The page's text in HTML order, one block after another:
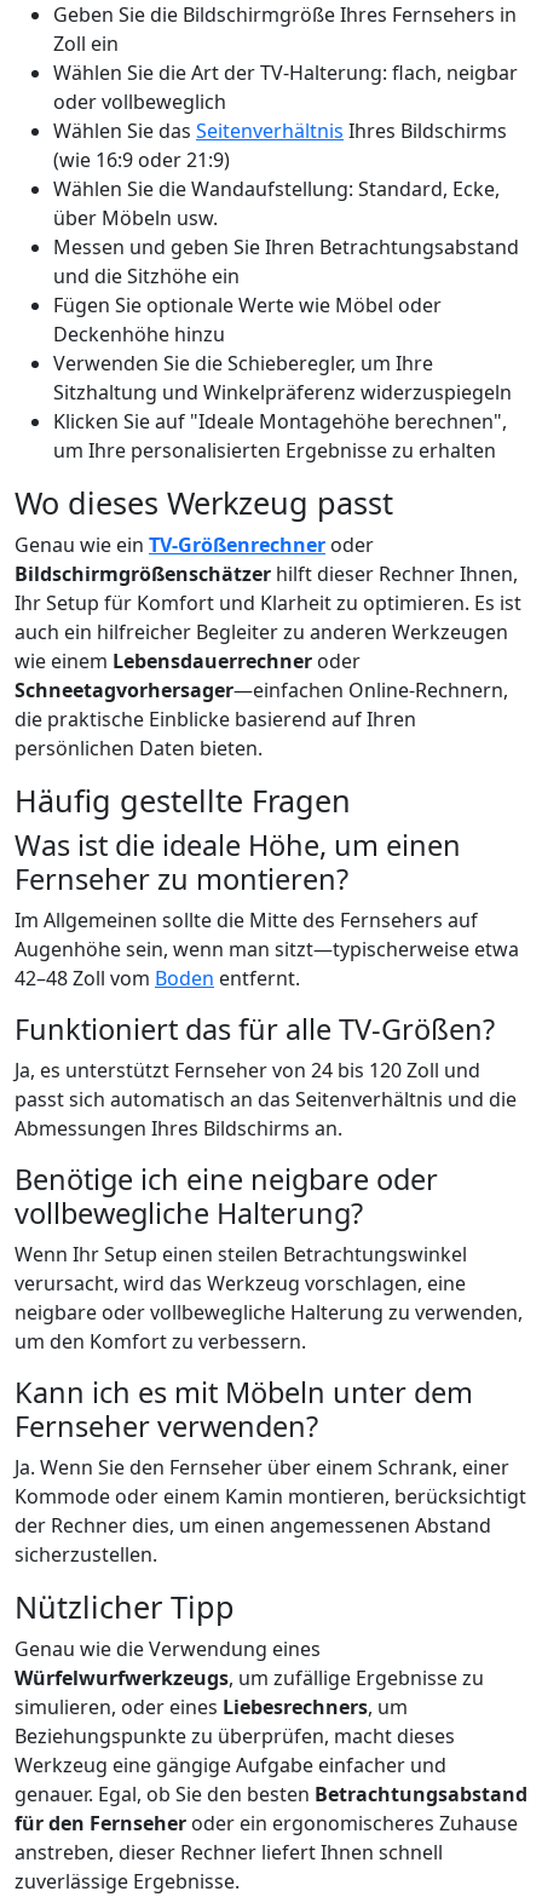
Geben Sie die Bildschirmgröße Ihres Fernsehers in
Zoll ein
Wählen Sie die Art der TV-Halterung: flach, neigbar
oder vollbeweglich
Wählen Sie das Seitenverhältnis Ihres Bildschirms
(wie 16:9 oder 21:9)
Wählen Sie die Wandaufstellung: Standard, Ecke,
über Möbeln usw.
Messen und geben Sie Ihren Betrachtungsabstand
und die Sitzhöhe ein
Fügen Sie optionale Werte wie Möbel oder
Deckenhöhe hinzu
Verwenden Sie die Schieberegler, um Ihre
Sitzhaltung und Winkelpräferenz widerzuspiegeln
Klicken Sie auf "Ideale Montagehöhe berechnen",
um Ihre personalisierten Ergebnisse zu erhalten
Wo dieses Werkzeug passt
Genau wie ein TV-Größenrechner oder
Bildschirmgrößenschätzer hilft dieser Rechner Ihnen,
Ihr Setup für Komfort und Klarheit zu optimieren. Es ist
auch ein hilfreicher Begleiter zu anderen Werkzeugen
wie einem Lebensdauerrechner oder
Schneetagvorhersager—einfachen Online-Rechnern,
die praktische Einblicke basierend auf Ihren
persönlichen Daten bieten.
Häufig gestellte Fragen
Was ist die ideale Höhe, um einen
Fernseher zu montieren?
Im Allgemeinen sollte die Mitte des Fernsehers auf
Augenhöhe sein, wenn man sitzt—typischerweise etwa
42–48 Zoll vom Boden entfernt.
Funktioniert das für alle TV-Größen?
Ja, es unterstützt Fernseher von 24 bis 120 Zoll und
passt sich automatisch an das Seitenverhältnis und die
Abmessungen Ihres Bildschirms an.
Benötige ich eine neigbare oder
vollbewegliche Halterung?
Wenn Ihr Setup einen steilen Betrachtungswinkel
verursacht, wird das Werkzeug vorschlagen, eine
neigbare oder vollbewegliche Halterung zu verwenden,
um den Komfort zu verbessern.
Kann ich es mit Möbeln unter dem
Fernseher verwenden?
Ja. Wenn Sie den Fernseher über einem Schrank, einer
Kommode oder einem Kamin montieren, berücksichtigt
der Rechner dies, um einen angemessenen Abstand
sicherzustellen.
Nützlicher Tipp
Genau wie die Verwendung eines
Würfelwurfwerkzeugs, um zufällige Ergebnisse zu
simulieren, oder eines Liebesrechners, um
Beziehungspunkte zu überprüfen, macht dieses
Werkzeug eine gängige Aufgabe einfacher und
genauer. Egal, ob Sie den besten Betrachtungsabstand
für den Fernseher oder ein ergonomischeres Zuhause
anstreben, dieser Rechner liefert Ihnen schnell
zuverlässige Ergebnisse.